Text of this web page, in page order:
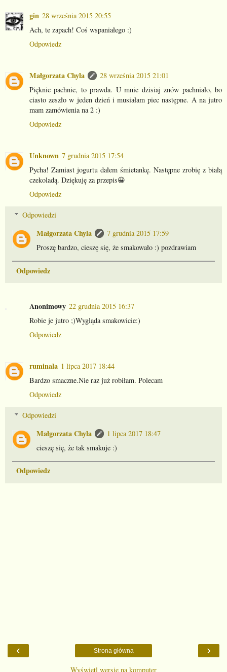
gin 28 września 2015 20:55
Ach, te zapach! Coś wspaniałego :)
Odpowiedz
Małgorzata Chyla
28 września 2015 21:01
Pięknie pachnie, to prawda. U mnie dzisiaj znów pachniało, bo
ciasto zeszło w jeden dzień i musiałam piec następne. A na jutro
mam zamówienia na 2 :)
Odpowiedz
Unknown 7 grudnia 2015 17:54
Pycha! Zamiast jogurtu dałem śmietankę. Następne zrobię z białą
czekoladą. Dziękuję za przepis😀
Odpowiedz
Odpowiedzi
Małgorzata Chyla
7 grudnia 2015 17:59
Proszę bardzo, cieszę się, że smakowało :) pozdrawiam
Odpowiedz
Anonimowy 22 grudnia 2015 16:37
Robie je jutro ;)Wygląda smakowicie:)
Odpowiedz
ruminala 1 lipca 2017 18:44
Bardzo smaczne.Nie raz już robiłam. Polecam
Odpowiedz
Odpowiedzi
Małgorzata Chyla
1 lipca 2017 18:47
cieszę się, że tak smakuje :)
Odpowiedz
‹ ›
Strona główna
Wyświetl wersję na komputer